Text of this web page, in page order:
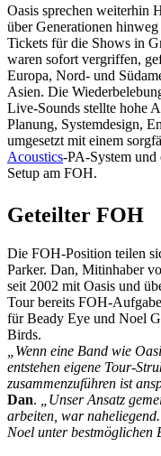
Oasis sprechen weiterhin
über Generationen
Tickets für die Shows in
waren sofort vergriffen,
Europa, Nord- und
Asien. Die
Live-Sounds stellte hohe
Planung, Systemdesign,
umgesetzt mit einem
Acoustics-PA-System und
Setup am FOH.
Geteilter FOH
Die FOH-Position teilen
Parker. Dan, Mitinhaber
seit 2002 mit Oasis und
Tour bereits FOH-
für Beady Eye und Noel
Birds.
„Wenn eine Band wie
entstehen eigene Tour-
zusammenzuführen ist
Dan.
„Unser Ansatz
arbeiten, war
Noel unter bestmöglichen